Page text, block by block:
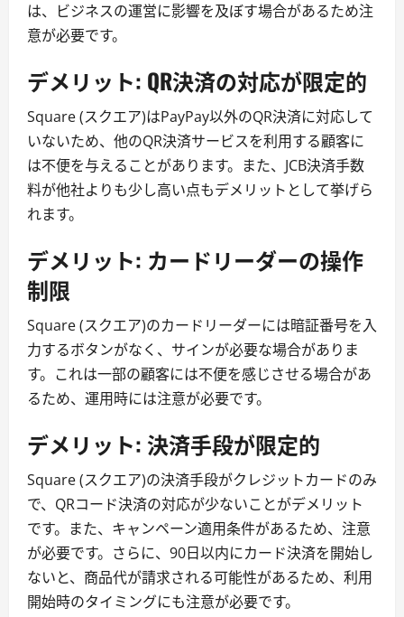
は、ビジネスの運営に影響を及ぼす場合があるため注
意が必要です。
デメリット: QR決済の対応が限定的
Square (スクエア)はPayPay以外のQR決済に対応して
いないため、他のQR決済サービスを利用する顧客に
は不便を与えることがあります。また、JCB決済手数
料が他社よりも少し高い点もデメリットとして挙げら
れます。
デメリット: カードリーダーの操作
制限
Square (スクエア)のカードリーダーには暗証番号を入
力するボタンがなく、サインが必要な場合がありま
す。これは一部の顧客には不便を感じさせる場合があ
るため、運用時には注意が必要です。
デメリット: 決済手段が限定的
Square (スクエア)の決済手段がクレジットカードのみ
で、QRコード決済の対応が少ないことがデメリット
です。また、キャンペーン適用条件があるため、注意
が必要です。さらに、90日以内にカード決済を開始し
ないと、商品代が請求される可能性があるため、利用
開始時のタイミングにも注意が必要です。